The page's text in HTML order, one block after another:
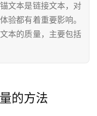
文本是链接文本，对
验都有着重要影响。
本的质量，主要包括
的方法